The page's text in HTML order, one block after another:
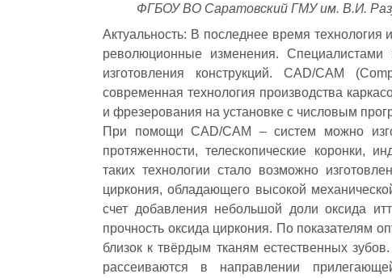
ФГБОУ ВО Саратовский ГМУ им. В.И.
Актуальность: В последнее время технология
революционные изменения.
изготовления конструкций. CAD/CAM
современная технология производства
и фрезерования на установке с числовым
При помощи CAD/CAM – систем можно
протяженности, телескопические коронки,
таких технологии стало возможно
циркония, обладающего высокой
счет добавления небольшой доли оксида
прочность оксида циркония. По показателям
близок к твёрдым тканям естественных
рассеиваются в направлении